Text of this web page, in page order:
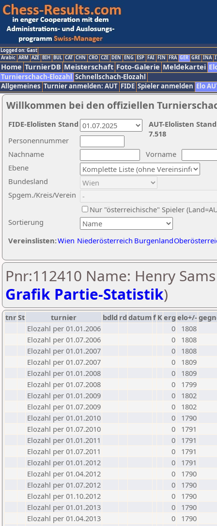
Logged on: Gast
Arabic ARM AZE BIH BUL CAT CHN CRO CZE DEN ENG ESP FAI FIN FRA GER GRE INA
Home TurnierDB Meisterschaft Foto-Galerie Meldekartei
Turnierschach-Elozahl Schnellschach-Elozahl
Allgemeines Turnier anmelden: AUT FIDE Spieler anmelden Elo
Willkommen bei den offiziellen
Nachname
Vorname
Ebene
Sortierung
Personennummer
Bundesland
Spgem./Kreis/Verein
Nur "österreichische" Spieler
Vereinslisten:Wien Niederösterreich Burgenland
AUT-Elolisten
7.518
FIDE-Elolisten Stand
Pnr:112410 Name: Henry
Grafik Partie-Statistik)
tnrSt turnier bdld rd datumf Kerg elo+/-
Elozahl per 01.01.2006
0
1808
Elozahl per 01.07.2006
0
1808
Elozahl per 01.01.2007
0
1808
Elozahl per 01.07.2007
0
1809
Elozahl per 01.01.2008
0
1809
Elozahl per 01.07.2008
0
1799
Elozahl per 01.01.2009
0
1802
Elozahl per 01.07.2009
0
1802
Elozahl per 01.01.2010
0
1790
Elozahl per 01.07.2010
0
1791
Elozahl per 01.01.2011
0
1791
Elozahl per 01.07.2011
0
1791
Elozahl per 01.01.2012
0
1791
Elozahl per 01.04.2012
0
1790
Elozahl per 01.07.2012
0
1790
Elozahl per 01.10.2012
0
1790
Elozahl per 01.01.2013
0
1790
Elozahl per 01.04.2013
0
1790